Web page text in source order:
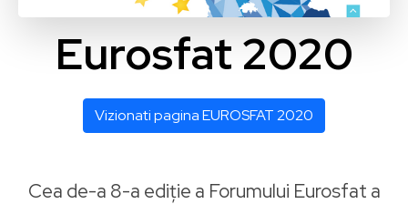
Eurosfat 2020
Vizionati pagina EUROSFAT 2020
Cea de-a 8-a ediție a Forumului Eurosfat a